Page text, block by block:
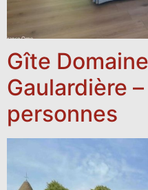
Gîte
Gaulardière
personnes